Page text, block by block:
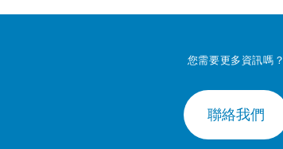
您需要更多資訊嗎？
聯絡我們